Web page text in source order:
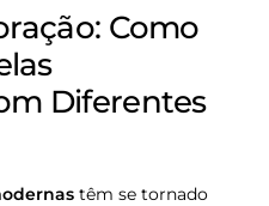
Como
Diferentes
têm se tornado